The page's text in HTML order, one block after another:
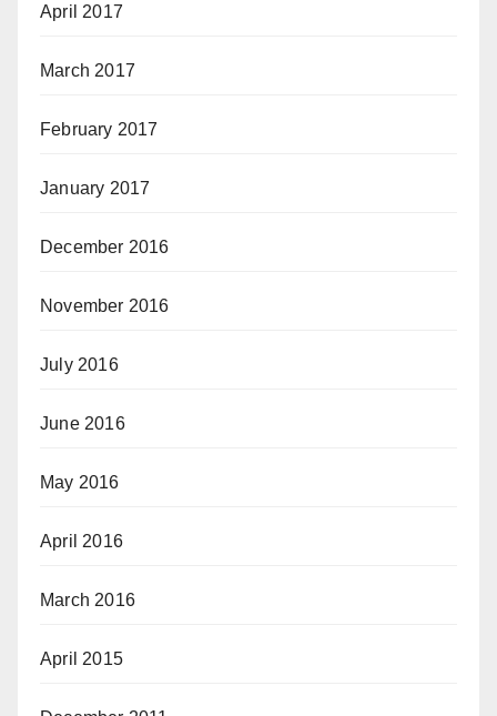
April 2017
March 2017
February 2017
January 2017
December 2016
November 2016
July 2016
June 2016
May 2016
April 2016
March 2016
April 2015